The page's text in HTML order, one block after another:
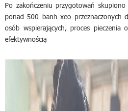
Po zakończeniu przygotowań
ponad 500 banh xeo przeznaczonych
osób wspierających, proces pieczenia
efektywnością